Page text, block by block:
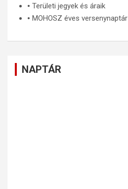
🞄 Területi jegyek és áraik
🞄 MOHOSZ éves versenynaptár
NAPTÁR